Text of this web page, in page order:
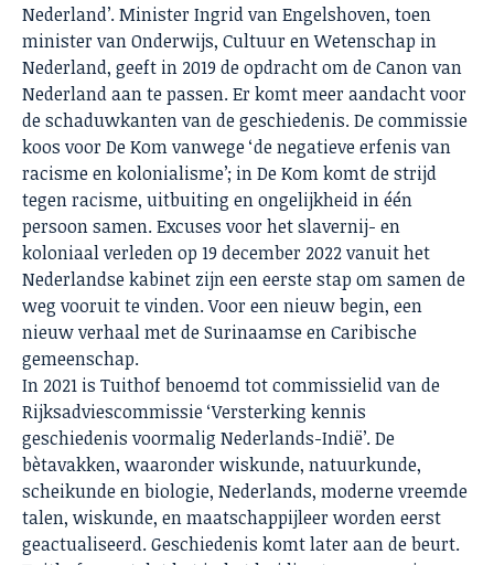
Nederland’. Minister Ingrid van Engelshoven, toen
minister van Onderwijs, Cultuur en Wetenschap in
Nederland, geeft in 2019 de opdracht om de Canon van
Nederland aan te passen. Er komt meer aandacht voor
de schaduwkanten van de geschiedenis. De commissie
koos voor De Kom vanwege ‘de negatieve erfenis van
racisme en kolonialisme’; in De Kom komt de strijd
tegen racisme, uitbuiting en ongelijkheid in één
persoon samen. Excuses voor het slavernij- en
koloniaal verleden op 19 december 2022 vanuit het
Nederlandse kabinet zijn een eerste stap om samen de
weg vooruit te vinden. Voor een nieuw begin, een
nieuw verhaal met de Surinaamse en Caribische
gemeenschap.
In 2021 is Tuithof benoemd tot commissielid van de
Rijksadviescommissie ‘Versterking kennis
geschiedenis voormalig Nederlands-Indië’. De
bètavakken, waaronder wiskunde, natuurkunde,
scheikunde en biologie, Nederlands, moderne vreemde
talen, wiskunde, en maatschappijleer worden eerst
geactualiseerd. Geschiedenis komt later aan de beurt.